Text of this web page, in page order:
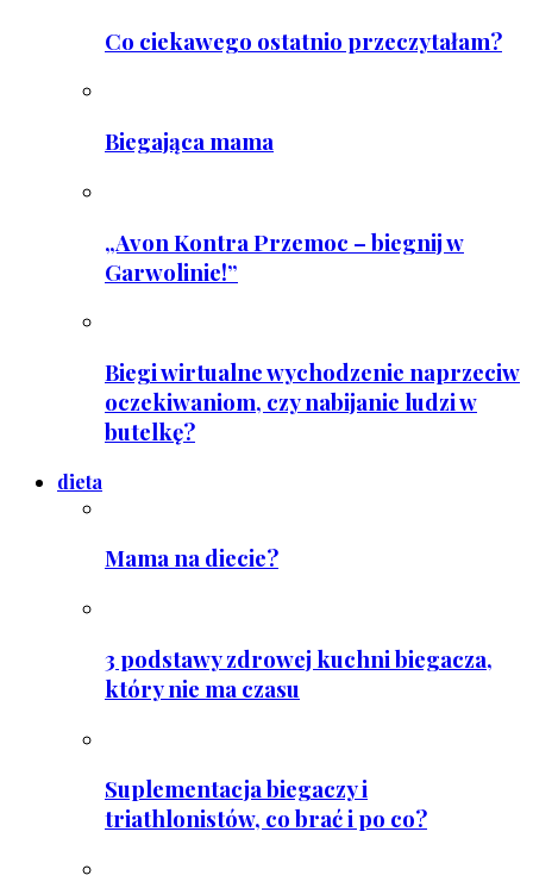
Co ciekawego ostatnio przeczytałam?
Biegająca mama
„Avon Kontra Przemoc – biegnij w
Garwolinie!”
Biegi wirtualne wychodzenie naprzeciw
oczekiwaniom, czy nabijanie ludzi w
butelkę?
dieta
Mama na diecie?
3 podstawy zdrowej kuchni biegacza,
który nie ma czasu
Suplementacja biegaczy i
triathlonistów, co brać i po co?